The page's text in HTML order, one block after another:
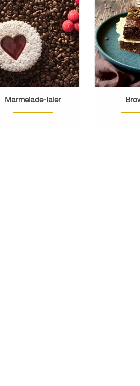
Feinster Mürbteig,
mit Konfitüre.
MEHR ERFAHREN
Marmelade-Taler
voller
muss
MEHR